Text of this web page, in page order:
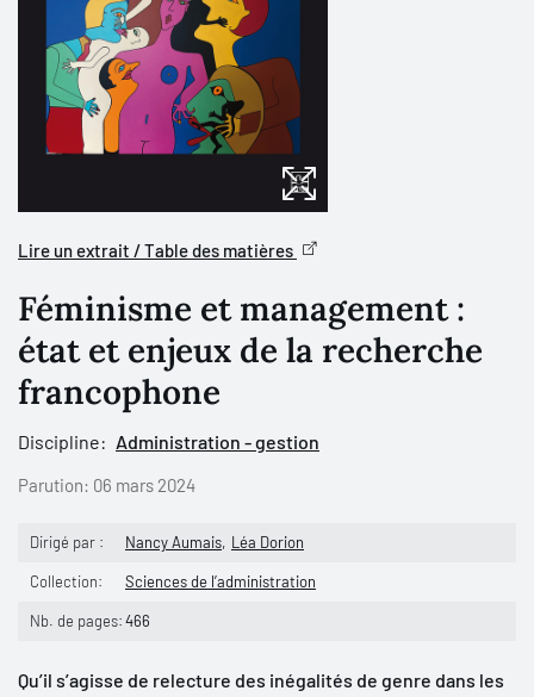
Lire un extrait / Table des matières
Féminisme et management :
état et enjeux de la recherche
francophone
Discipline: Administration - gestion
Parution: 06 mars 2024
Dirigé par : Nancy Aumais Léa Dorion
Collection: Sciences de l’administration
Nb. de pages:466
Qu’il s’agisse de relecture des inégalités de genre dans les